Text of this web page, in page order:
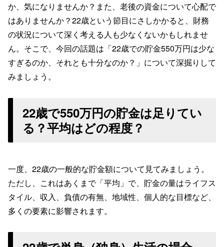
か、気になりませんか？また、老後の資金について心配で
はありませんか？22歳という節目にさしかかると、財務
の状況について深く考える人も少なくないかもしれませ
ん。そこで、今回の話題は「22歳での貯金550万円は少な
すぎるのか、それとも十分なのか？」について深掘りして
みましょう。
22歳で550万円の貯金は足りてい
る？平均はどの程度？
一度、22歳の一般的な貯金額について見てみましょう。
ただし、これはあくまで「平均」で、貯金の量はライフス
タイル、収入、負債の有無、地域性、個人的な目標など、
多くの要素に影響されます。